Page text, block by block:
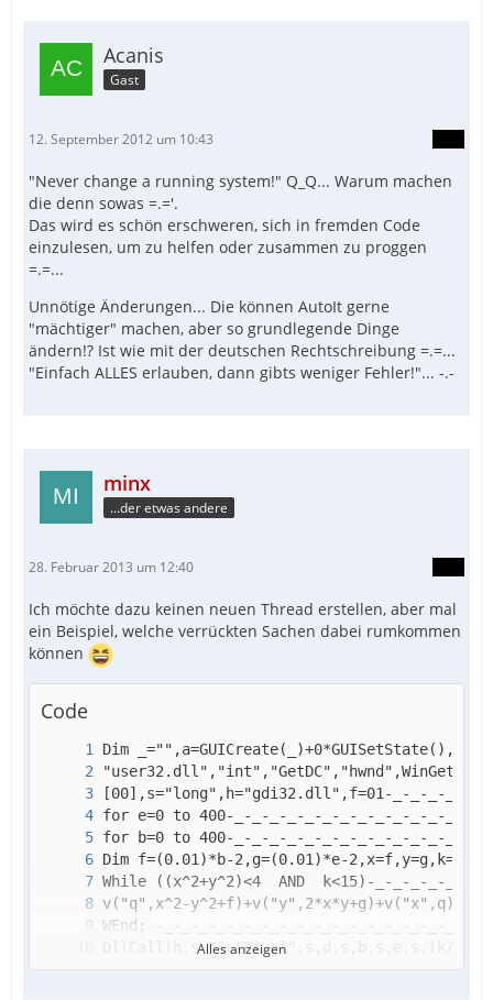
Acanis
Gast
12. September 2012 um 10:43
"Never change a running system!" Q_Q... Warum machen
die denn sowas =.='.
Das wird es schön erschweren, sich in fremden Code
einzulesen, um zu helfen oder zusammen zu proggen
=.=...
Unnötige Änderungen... Die können AutoIt gerne
"mächtiger" machen, aber so grundlegende Dinge
ändern!? Ist wie mit der deutschen Rechtschreibung =.=...
"Einfach ALLES erlauben, dann gibts weniger Fehler!"... -.-
minx
...der etwas andere
28. Februar 2013 um 12:40
Ich möchte dazu keinen neuen Thread erstellen, aber mal
ein Beispiel, welche verrückten Sachen dabei rumkommen
können
Code
Alles anzeigen